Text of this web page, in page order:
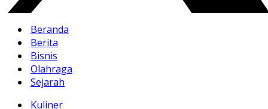
Beranda
Berita
Bisnis
Olahraga
Sejarah
Kuliner